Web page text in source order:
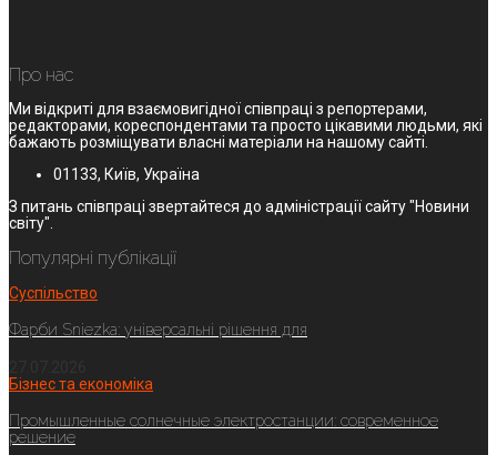
Про нас
Ми відкриті для взаємовигідної співпраці з репортерами,
редакторами, кореспондентами та просто цікавими людьми, які
бажають розміщувати власні матеріали на нашому сайті.
01133, Київ, Україна
З питань співпраці звертайтеся до адміністрації сайту "Новини
світу".
Популярні публікації
Суспільство
Фарби Sniezka: універсальні рішення для
Бізнес та економіка
Промышленные солнечные электростанции: современное
решение